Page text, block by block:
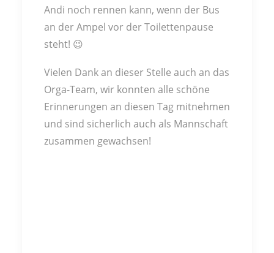
Andi noch rennen kann, wenn der Bus
an der Ampel vor der Toilettenpause
steht! 😉
Vielen Dank an dieser Stelle auch an das
Orga-Team, wir konnten alle schöne
Erinnerungen an diesen Tag mitnehmen
und sind sicherlich auch als Mannschaft
zusammen gewachsen!